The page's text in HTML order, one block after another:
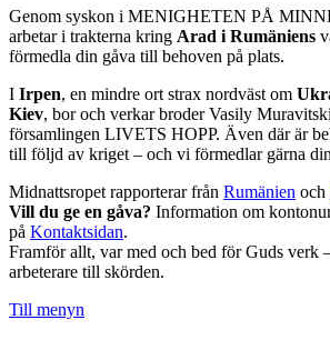
Genom syskon i MENIGHETEN PÅ
arbetar i trakterna kring Arad i Rumäniens
förmedla din gåva till behoven på plats.
I Irpen, en mindre ort strax nordväst om
Kiev, bor och verkar broder Vasily
församlingen LIVETS HOPP. Även där är
till följd av kriget – och vi förmedlar gärna
Midnattsropet rapporterar från Rumänien och
Vill du ge en gåva? Information om
på Kontaktsidan.
Framför allt, var med och bed för Guds verk
arbeterare till skörden.
Till menyn